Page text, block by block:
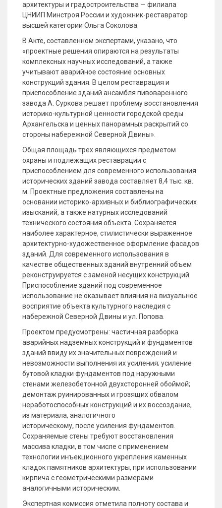
архитектуры и градостроительства — филиала
ЦНИИП Минстроя России и художник-реставратор
высшей категории Ольга Соколова.
В Акте, составленном экспертами, указано, что
«проектные решения опираются на результаты
комплексных научных исследований, а также
учитывают аварийное состояние основных
конструкций здания. В целом реставрация и
приспособление зданий ансамбля пивоваренного
завода А. Суркова решает проблему восстановления
историко-культурной ценности городской среды
Архангельска и ценных панорамных раскрытий со
стороны набережной Северной Двины».
Общая площадь трех являющихся предметом
охраны и подлежащих реставрации с
приспособлением для современного использования
исторических зданий завода составляет 8,4 тыс. кв.
м. Проектные предложения составлены на
основании историко-архивных и библиографических
изысканий, а также натурных исследований
технического состояния объекта. Сохраняется
наиболее характерное, стилистически выраженное
архитектурно-художественное оформление фасадов
зданий. Для современного использования в
качестве общественных зданий внутренний объем
реконструируется с заменой несущих конструкций.
Приспособление зданий под современное
использование не оказывает влияния на визуальное
восприятие объекта культурного наследия с
набережной Северной Двины и ул. Попова.
Проектом предусмотрены: частичная разборка
аварийных надземных конструкций и фундаментов
зданий ввиду их значительных повреждений и
невозможности выполнения их усиления; усиление
бутовой кладки фундаментов под наружными
стенами железобетонной двухсторонней обоймой;
демонтаж руинированных и грозящих обвалом
неработоспособных конструкций и их воссоздание,
из материала, аналогичного
историческому, после усиления фундаментов.
Сохраняемые стены требуют восстановления
массива кладки, в том числе с применением
технологии инъекционного укрепления каменных
кладок памятников архитектуры, при использовании
кирпича с геометрическими размерами
аналогичными историческим.
Экспертная комиссия отметила полноту состава и